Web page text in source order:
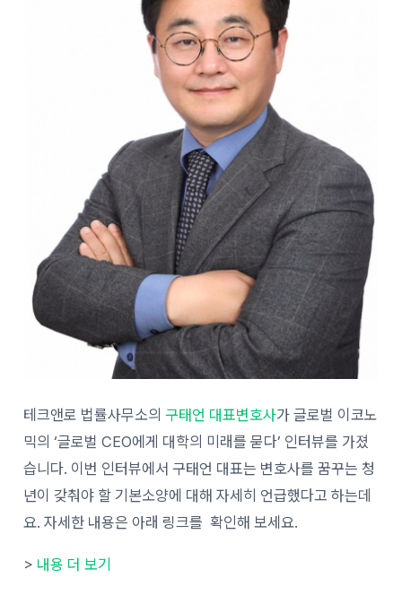
테크앤로 법률사무소의구태언 대표변호사가 글로벌 이코노
믹의 ‘글로벌 CEO에게 대학의 미래를 묻다’ 인터뷰를 가졌
습니다. 이번 인터뷰에서 구태언 대표는 변호사를 꿈꾸는 청
년이 갖춰야 할 기본소양에 대해 자세히 언급했다고 하는데
요. 자세한 내용은 아래 링크를 확인해 보세요.
> 내용 더 보기